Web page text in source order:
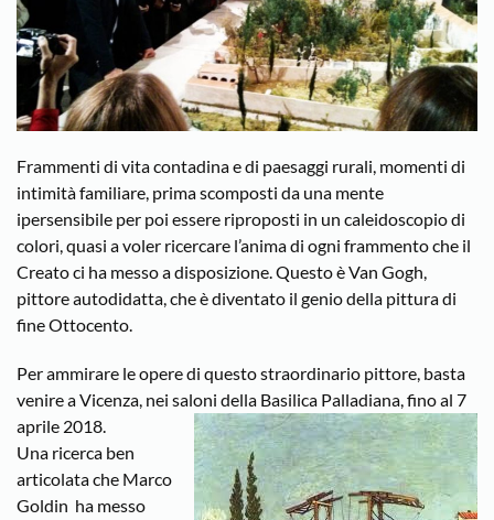
Frammenti di vita contadina e di paesaggi rurali, momenti di
intimità familiare, prima scomposti da una mente
ipersensibile per poi essere riproposti in un caleidoscopio di
colori, quasi a voler ricercare l’anima di ogni frammento che il
Creato ci ha messo a disposizione. Questo è Van Gogh,
pittore autodidatta, che è diventato il genio della pittura di
fine Ottocento.
Per ammirare le opere di questo straordinario pittore, basta
venire a Vicenza, nei saloni della Basilica Palladiana, fino al 7
aprile 2018.
Una ricerca ben
articolata che Marco
Goldin ha messo